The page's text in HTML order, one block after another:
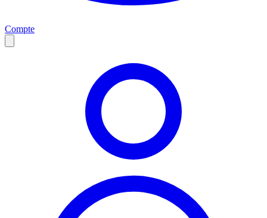
Compte